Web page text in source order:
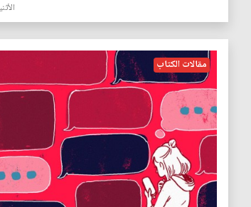
الأثنين 22
مقالات الكتاب